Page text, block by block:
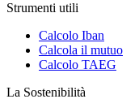
Strumenti utili
Calcolo Iban
Calcola il mutuo
Calcolo TAEG
La Sostenibilità